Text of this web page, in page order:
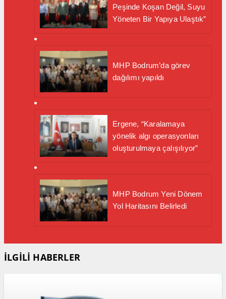
Peşinde Koşan Değil, Suyu
Yöneten Bir Yapıya Ulaştık”
MHP Bodrum’da görev
dağılımı yapıldı
Ergene, “Karalamaya
yönelik algı operasyonları
oluşturulmaya çalışılıyor”
MHP Bodrum Yeni Dönem
Yol Haritasını Belirledi
İLGİLİ HABERLER